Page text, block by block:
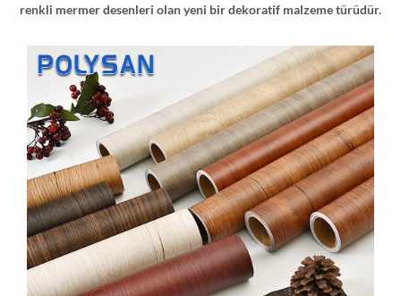
renkli mermer desenleri olan yeni bir dekoratif malzeme türüdür.